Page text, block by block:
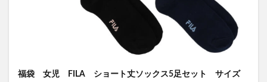
福袋 女児 FILA ショート丈ソックス5足セット
サイズ